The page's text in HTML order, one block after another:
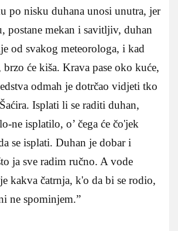
po nisku duhana unosi unutra, jer
postane mekan i savitljiv, duhan
od svakog meteorologa, i kad
brzo će kiša. Krava pase oko kuće,
odmah je dotrčao vidjeti tko
Isplati li se raditi duhan,
ne isplatilo, o’ čega će čo'jek
se isplati. Duhan je dobar i
ja sve radim ručno. A vode
kakva čatrnja, k'o da bi se rodio,
ne spominjem.”